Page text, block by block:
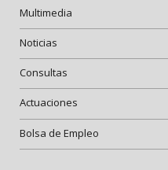
Multimedia
Noticias
Consultas
Actuaciones
Bolsa de Empleo